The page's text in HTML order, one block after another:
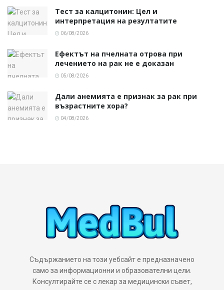
Тест за калцитонин: Цел и
интерпретация на резултатите
06/08/2026
Ефектът на пчелната отрова при
лечението на рак не е доказан
05/08/2026
Дали анемията е признак за рак при
възрастните хора?
04/08/2026
Съдържанието на този уебсайт е предназначено
само за информационни и образователни цели.
Консултирайте се с лекар за медицински съвет,